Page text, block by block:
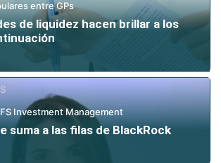
entre GPs
de liquidez hacen brillar a los
Investment Management
suma a las filas de BlackRock